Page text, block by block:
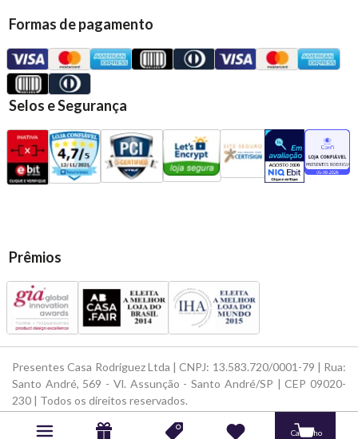
Formas de pagamento
Selos e Segurança
Prêmios
Presentes Casa Rodriguez Ltda | CNPJ: 13.583.720/0001-79 | Rua:
Santo André, 569 - Vl. Assunção - Santo André/SP | CEP 09020-
230 | Todos os direitos reservados.
Powered byDeveloped by